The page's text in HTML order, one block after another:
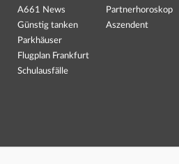
A661 News
Günstig tanken
Parkhäuser
Flugplan Frankfurt
Schulausfälle
Partnerhoroskop
Aszendent